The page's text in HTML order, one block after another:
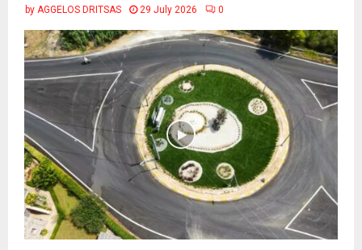
by AGGELOS DRITSAS 29 July 2026 0